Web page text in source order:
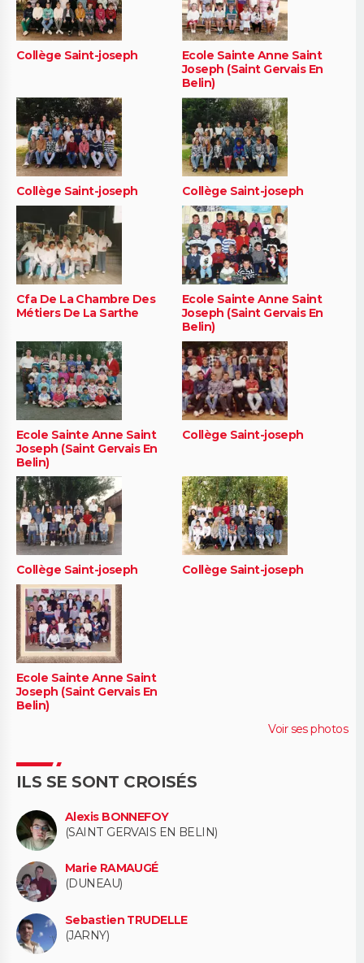
Collège Saint-joseph
Ecole Sainte Anne Saint
Joseph (Saint Gervais En
Belin)
Collège Saint-joseph Collège Saint-joseph
Cfa De La Chambre Des
Métiers De La Sarthe
Ecole Sainte Anne Saint
Joseph (Saint Gervais En
Belin)
Ecole Sainte Anne Saint
Joseph (Saint Gervais En
Belin)
Collège Saint-joseph
Collège Saint-joseph Collège Saint-joseph
Ecole Sainte Anne Saint
Joseph (Saint Gervais En
Belin)
Voir ses photos
ILS SE SONT CROISÉS
Alexis BONNEFOY
(SAINT GERVAIS EN BELIN)
Marie RAMAUGÉ
(DUNEAU)
Sebastien TRUDELLE
(JARNY)